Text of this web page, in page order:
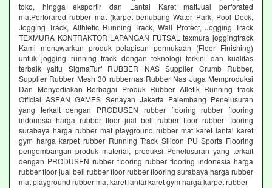
toko, hingga eksportir dan Lantai Karet mattJual perforated
matPerforared rubber mat (karpet berlubang Water Park, Pool Deck,
Jogging Track, Althletic Running Track, Wall Protect, Jogging Track
TEXMURA KONTRAKTOR LAPANGAN FUTSAL texmura joggingtrack
Kami menawarkan produk pelapisan permukaan (Floor Finishing)
untuk jogging running track dengan teknologi terkini dan kualitas
terbaik yaitu SigmaTurf RUBBER NAS Supplier Crumb Rubber,
Supplier Rubber Mesh 30 rubbernas Rubber Nas Juga Memproduksi
Dan Menyediakan Berbagai Produk Rubber Atletik Running track
Official ASEAN GAMES Senayan Jakarta Palembang Penelusuran
yang terkait dengan PRODUSEN rubber flooring rubber flooring
indonesia harga rubber floor jual beli rubber floor rubber flooring
surabaya harga rubber mat playground rubber mat karet lantai karet
gym harga karpet rubber Running Track Silicon PU Sports Flooring
pengembangan produk material, produksi Penelusuran yang terkait
dengan PRODUSEN rubber flooring rubber flooring indonesia harga
rubber floor jual beli rubber floor rubber flooring surabaya harga rubber
mat playground rubber mat karet lantai karet gym harga karpet rubber